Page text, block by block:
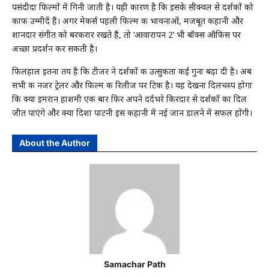
पसंदीदा फिल्मों में गिनी जाती है। यही कारण है कि इसके सीक्वल से दर्शकों को
काफी उम्मीदें हैं। अगर मेकर्स पहली फिल्म की भावनाओं, मजबूत कहानी और
शानदार संगीत को बरकरार रखते हैं, तो ‘आवारापन 2’ भी बॉक्स ऑफिस पर
अच्छा प्रदर्शन कर सकती है।
फिलहाल इतना तय है कि टीजर ने दर्शकों की उत्सुकता कई गुना बढ़ा दी है। अब
सभी की नजर ट्रेलर और फिल्म की रिलीज पर टिकी है। यह देखना दिलचस्प होगा
कि क्या इमरान हाशमी एक बार फिर अपने दर्दभरे किरदार से दर्शकों का दिल
जीत पाएंगे और क्या दिशा पाटनी इस कहानी में नई जान डालने में सफल होंगी।
About the Author
Samachar Path